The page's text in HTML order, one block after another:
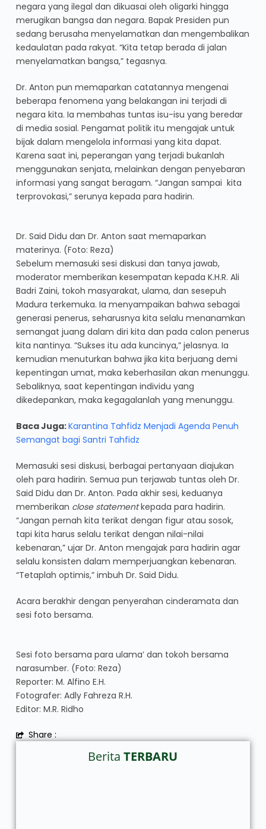
negara yang ilegal dan dikuasai oleh oligarki hingga
merugikan bangsa dan negara. Bapak Presiden pun
sedang berusaha menyelamatkan dan mengembalikan
kedaulatan pada rakyat. “Kita tetap berada di jalan
menyelamatkan bangsa,” tegasnya.
Dr. Anton pun memaparkan catatannya mengenai
beberapa fenomena yang belakangan ini terjadi di
negara kita. Ia membahas tuntas isu-isu yang beredar
di media sosial. Pengamat politik itu mengajak untuk
bijak dalam mengelola informasi yang kita dapat.
Karena saat ini, peperangan yang terjadi bukanlah
menggunakan senjata, melainkan dengan penyebaran
informasi yang sangat beragam. “Jangan sampai kita
terprovokasi,” serunya kepada para hadirin.
Dr. Said Didu dan Dr. Anton saat memaparkan
materinya. (Foto: Reza)
Sebelum memasuki sesi diskusi dan tanya jawab,
moderator memberikan kesempatan kepada K.H.R. Ali
Badri Zaini, tokoh masyarakat, ulama, dan sesepuh
Madura terkemuka. Ia menyampaikan bahwa sebagai
generasi penerus, seharusnya kita selalu menanamkan
semangat juang dalam diri kita dan pada calon penerus
kita nantinya. “Sukses itu ada kuncinya,” jelasnya. Ia
kemudian menuturkan bahwa jika kita berjuang demi
kepentingan umat, maka keberhasilan akan menunggu.
Sebaliknya, saat kepentingan individu yang
dikedepankan, maka kegagalanlah yang menunggu.
Baca Juga:Karantina Tahfidz Menjadi Agenda Penuh
Semangat bagi Santri Tahfidz
Memasuki sesi diskusi, berbagai pertanyaan diajukan
oleh para hadirin. Semua pun terjawab tuntas oleh Dr.
Said Didu dan Dr. Anton. Pada akhir sesi, keduanya
memberikan close statementkepada para hadirin.
“Jangan pernah kita terikat dengan figur atau sosok,
tapi kita harus selalu terikat dengan nilai-nilai
kebenaran,” ujar Dr. Anton mengajak para hadirin agar
selalu konsisten dalam memperjuangkan kebenaran.
“Tetaplah optimis,” imbuh Dr. Said Didu.
Acara berakhir dengan penyerahan cinderamata dan
sesi foto bersama.
Sesi foto bersama para ulama’ dan tokoh bersama
narasumber. (Foto: Reza)
Reporter: M. Alfino E.H.
Fotografer: Adly Fahreza R.H.
Editor: M.R. Ridho
Share :
BeritaTERBARU